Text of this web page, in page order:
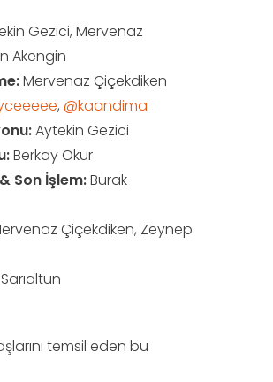
Gezici, Mervenaz
Akengin
Mervenaz Çiçekdiken
, @kaandima
Aytekin Gezici
Berkay Okur
Son İşlem:Burak
Çiçekdiken, Zeynep
temsil eden bu